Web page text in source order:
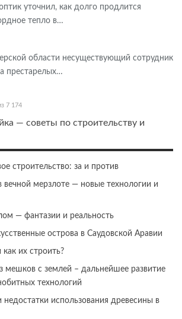
уточнил, как долго продлится
тепло в…
области несуществующий сотрудник
престарелых…
7 174
— советы по строительству и
строительство: за и против
вечной мерзлоте — новые технологии и
— фантазии и реальность
острова в Саудовской Аравии
как их строить?
мешков с землей – дальнейшее развитие
технологий
недостатки использования древесины в